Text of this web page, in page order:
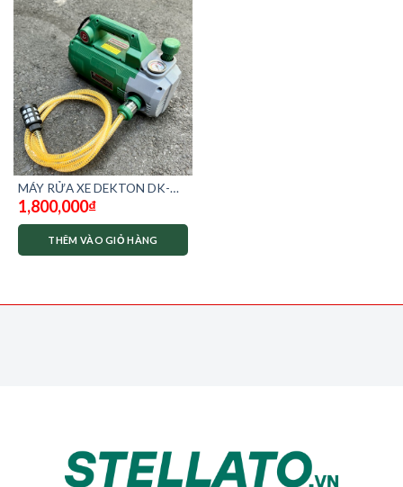
MÁY RỬA XE DEKTON DK-
CWR2350c
1,800,000₫
THÊM VÀO GIỎ HÀNG